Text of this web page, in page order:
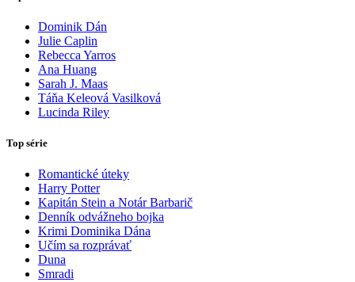
Dominik Dán
Julie Caplin
Rebecca Yarros
Ana Huang
Sarah J. Maas
Táňa Keleová Vasilková
Lucinda Riley
Top série
Romantické úteky
Harry Potter
Kapitán Stein a Notár Barbarič
Denník odvážneho bojka
Krimi Dominika Dána
Učím sa rozprávať
Duna
Smradi